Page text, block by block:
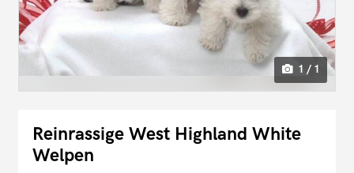
1 / 1
Reinrassige West Highland White
Welpen